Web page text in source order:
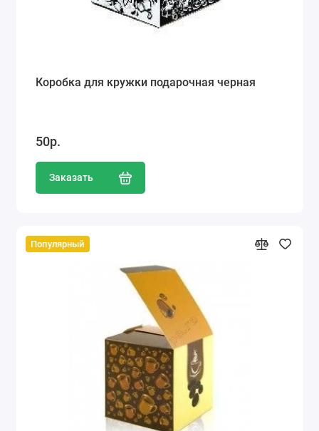
Коробка для кружки подарочная черная
50р.
Заказать
Популярный